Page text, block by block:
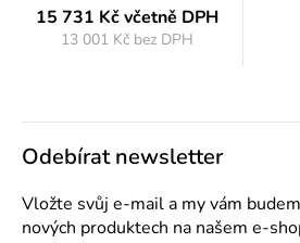
15 731 Kčvčetně DPH
13 001 Kč bez DPH
Odebírat newsletter
Vložte svůj e-mail a my vám
nových produktech na našem e-